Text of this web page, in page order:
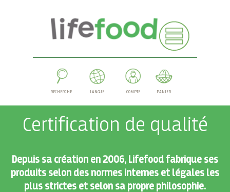
RECHERCHE LANGUE COMPTE PANIER
Certification de qualité
Depuis sa création en 2006, Lifefood fabrique ses
produits selon des normes internes et légales les
plus strictes et selon sa propre philosophie.